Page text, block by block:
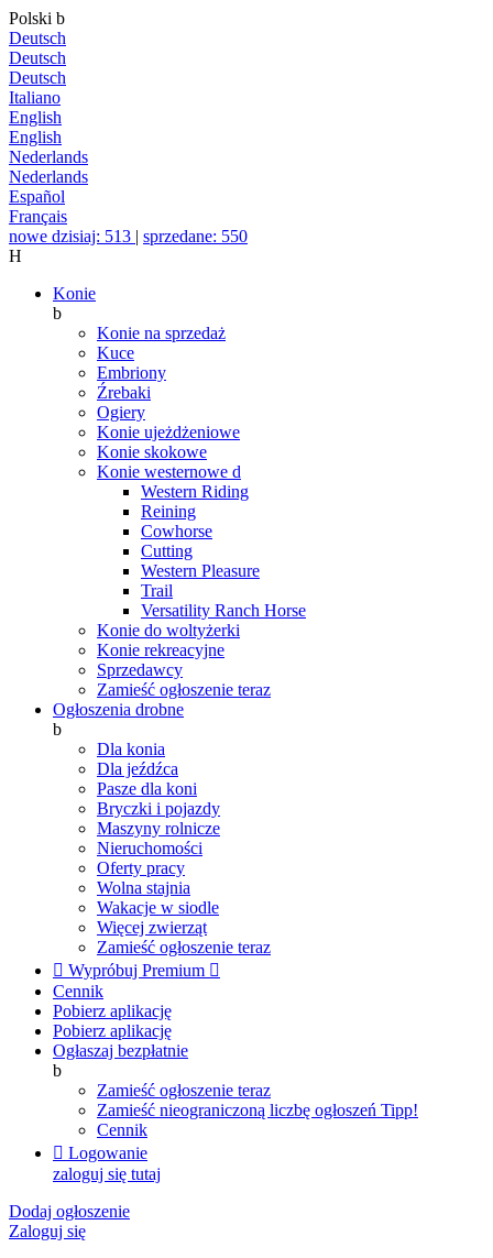
Polski b
Deutsch
Deutsch
Deutsch
Italiano
English
English
Nederlands
Nederlands
Español
Français
nowe dzisiaj: 513 | sprzedane: 550
H
Konie
b
Konie na sprzedaż
Kuce
Embriony
Źrebaki
Ogiery
Konie ujeżdżeniowe
Konie skokowe
Konie westernowe d
Western Riding
Reining
Cowhorse
Cutting
Western Pleasure
Trail
Versatility Ranch Horse
Konie do woltyżerki
Konie rekreacyjne
Sprzedawcy
Zamieść ogłoszenie teraz
Ogłoszenia drobne
b
Dla konia
Dla jeźdźca
Pasze dla koni
Bryczki i pojazdy
Maszyny rolnicze
Nieruchomości
Oferty pracy
Wolna stajnia
Wakacje w siodle
Więcej zwierząt
Zamieść ogłoszenie teraz
 Wypróbuj Premium 
Cennik
Pobierz aplikację
Pobierz aplikację
Ogłaszaj bezpłatnie
b
Zamieść ogłoszenie teraz
Zamieść nieograniczoną liczbę ogłoszeń Tipp!
Cennik
 Logowanie
zaloguj się tutaj
Dodaj ogłoszenie
Zaloguj się